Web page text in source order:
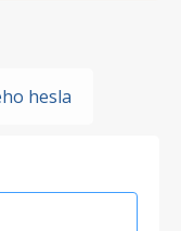
hesla